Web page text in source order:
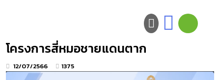
โครงการสี่หมอชายแดนตาก
12/07/2566 1375